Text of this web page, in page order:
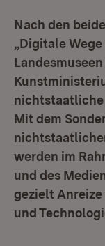
Nach den
„Digitale
nichtstaatliche
Mit dem
werden im
und des
gezielt
und